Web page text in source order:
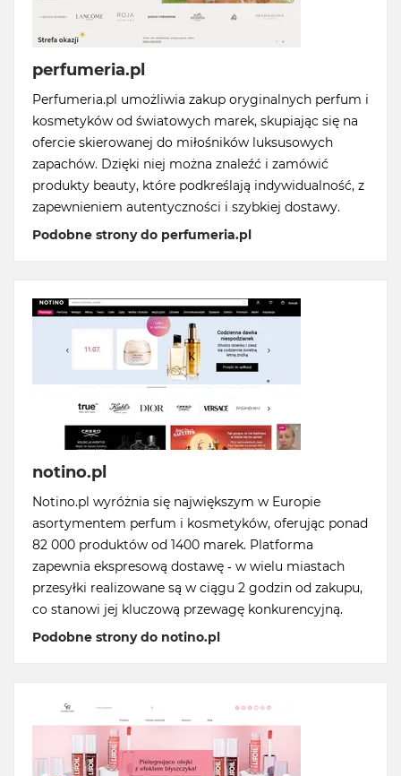
perfumeria.pl
Perfumeria.pl umożliwia zakup oryginalnych perfum i
kosmetyków od światowych marek, skupiając się na
ofercie skierowanej do miłośników luksusowych
zapachów. Dzięki niej można znaleźć i zamówić
produkty beauty, które podkreślają indywidualność, z
zapewnieniem autentyczności i szybkiej dostawy.
Podobne strony do perfumeria.pl
notino.pl
Notino.pl wyróżnia się największym w Europie
asortymentem perfum i kosmetyków, oferując ponad
82 000 produktów od 1400 marek. Platforma
zapewnia ekspresową dostawę - w wielu miastach
przesyłki realizowane są w ciągu 2 godzin od zakupu,
co stanowi jej kluczową przewagę konkurencyjną.
Podobne strony do notino.pl